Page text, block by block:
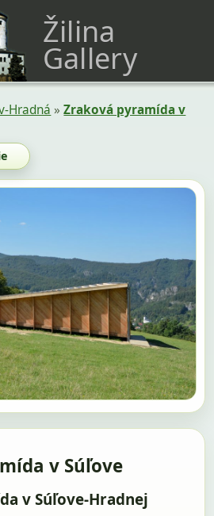
Žilina
Gallery
Hradná »Zraková pyramída v
v Súľove
v Súľove-Hradnej